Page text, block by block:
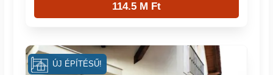
114.5 M Ft
ÚJ ÉPÍTÉSŰ!